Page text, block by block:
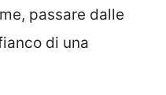
passare dalle
di una